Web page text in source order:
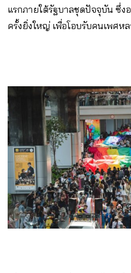
แรกภายใต้รัฐบาลชุดปัจจุบัน ซึ่ง
ครั้งยิ่งใหญ่ เพื่อโอบรับคนเพศห